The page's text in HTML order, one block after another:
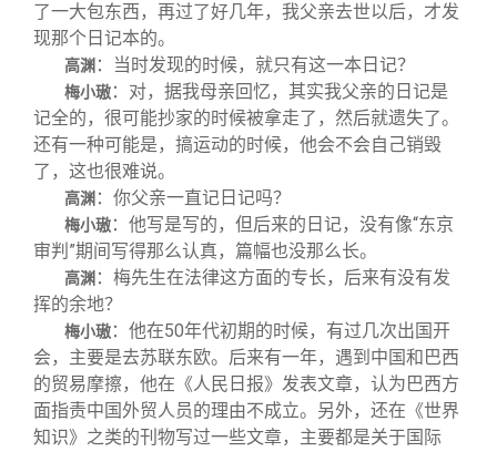
了一大包东西，再过了好几年，我父亲去世以后，才发
现那个日记本的。
高渊 ：当时发现的时候，就只有这一本日记？
梅小璈：对，据我母亲回忆，其实我父亲的日记是
记全的，很可能抄家的时候被拿走了，然后就遗失了。
还有一种可能是，搞运动的时候，他会不会自己销毁
了，这也很难说。
高渊 ：你父亲一直记日记吗？
梅小璈：他写是写的，但后来的日记，没有像“东京
审判”期间写得那么认真，篇幅也没那么长。
高渊 ：梅先生在法律这方面的专长，后来有没有发
挥的余地？
梅小璈：他在50年代初期的时候，有过几次出国开
会，主要是去苏联东欧。后来有一年，遇到中国和巴西
的贸易摩擦，他在《人民日报》发表文章，认为巴西方
面指责中国外贸人员的理由不成立。另外，还在《世界
知识》之类的刊物写过一些文章，主要都是关于国际